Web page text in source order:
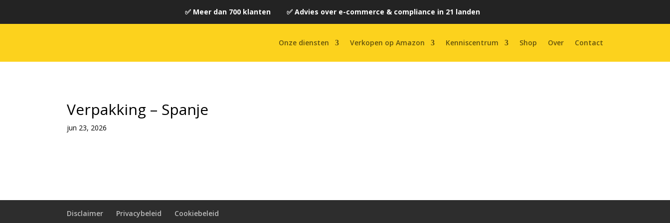
✅ Meer dan 700 klanten ✅ Advies over e-commerce & compliance in 21 landen
Onze diensten Verkopen op Amazon Kenniscentrum Shop Over Contact
Verpakking – Spanje
jun 23, 2026
Disclaimer Privacybeleid Cookiebeleid